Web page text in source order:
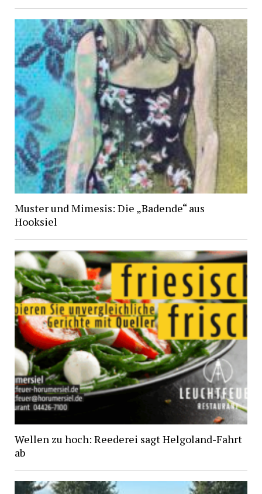
Muster und Mimesis: Die „Badende“ aus
Hooksiel
Wellen zu hoch: Reederei sagt Helgoland-Fahrt
ab